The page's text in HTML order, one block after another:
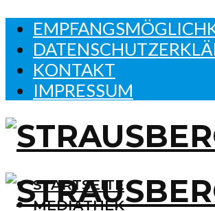
KONTAKT
IMPRESSUM
STARTSEITE
MEDIATHEK